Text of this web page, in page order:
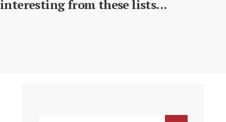
interesting from these lists...